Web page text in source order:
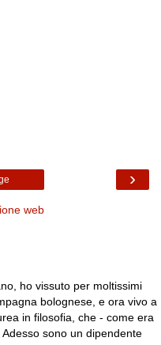
›
web
ho vissuto per moltissimi
bolognese, e ora vivo a
in filosofia, che - come era
sono un dipendente